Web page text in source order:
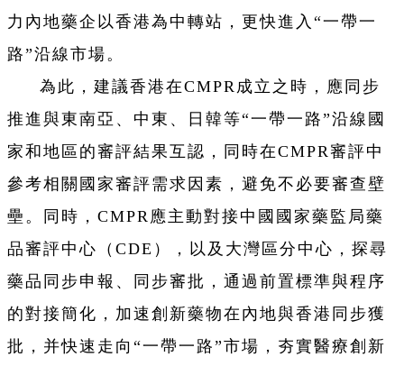
力內地藥企以香港為中轉站，更快進入“一帶一
路”沿線市場。
為此，建議香港在CMPR成立之時，應同步
推進與東南亞、中東、日韓等“一帶一路”沿線國
家和地區的審評結果互認，同時在CMPR審評中
參考相關國家審評需求因素，避免不必要審查壁
壘。同時，CMPR應主動對接中國國家藥監局藥
品審評中心（CDE），以及大灣區分中心，探尋
藥品同步申報、同步審批，通過前置標準與程序
的對接簡化，加速創新藥物在內地與香港同步獲
批，并快速走向“一帶一路”市場，夯實醫療創新